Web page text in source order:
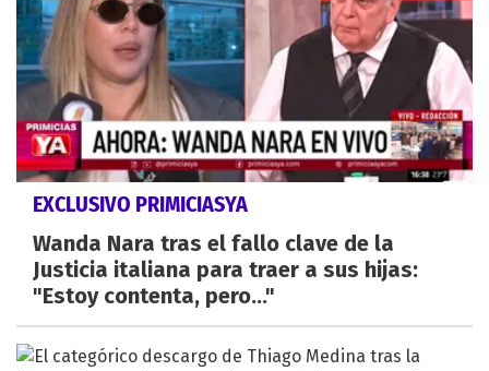
EXCLUSIVO PRIMICIASYA
Wanda Nara tras el fallo clave de la
Justicia italiana para traer a sus hijas:
"Estoy contenta, pero..."